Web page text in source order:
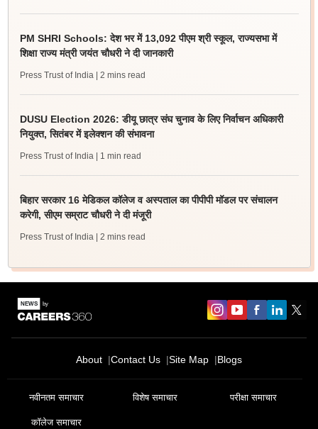
PM SHRI Schools: देश भर में 13,092 पीएम श्री स्कूल, राज्यसभा में
शिक्षा राज्य मंत्री जयंत चौधरी ने दी जानकारी
Press Trust of India | 2 mins read
DUSU Election 2026: डीयू छात्र संघ चुनाव के लिए निर्वाचन अधिकारी
नियुक्त, सितंबर में इलेक्शन की संभावना
Press Trust of India | 1 min read
बिहार सरकार 16 मेडिकल कॉलेज व अस्पताल का पीपीपी मॉडल पर संचालन
करेगी, सीएम सम्राट चौधरी ने दी मंजूरी
Press Trust of India | 2 mins read
About Contact Us Site Map Blogs
नवीनतम समाचार विशेष समाचार परीक्षा समाचार
कॉलेज समाचार